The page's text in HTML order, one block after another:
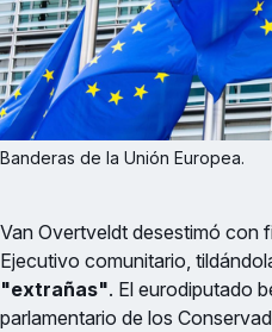
Banderas de la Unión Europea.
Van Overtveldt desestimó con
Ejecutivo comunitario,
"extrañas". El eurodiputado
parlamentario de los